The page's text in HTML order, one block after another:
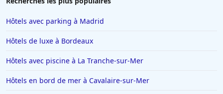
Hôtels avec parking à Madrid
Hôtels de luxe à Bordeaux
Hôtels avec piscine à La Tranche-sur-Mer
Hôtels en bord de mer à Cavalaire-sur-Mer